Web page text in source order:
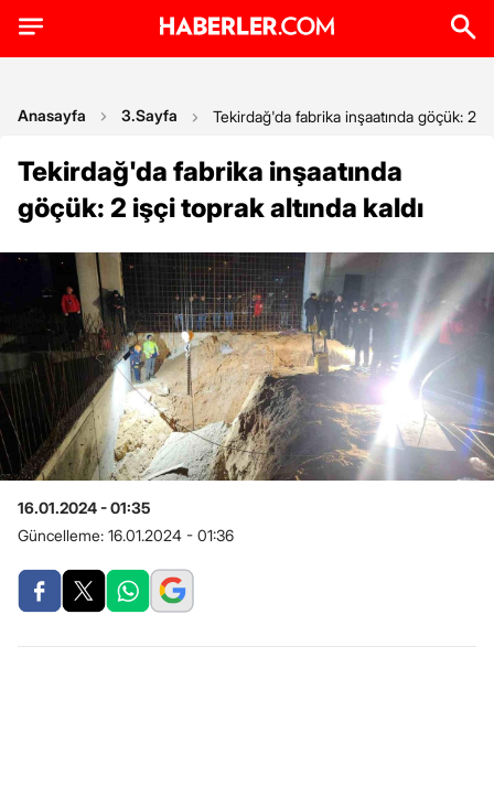
Anasayfa 3.Sayfa Tekirdağ'da fabrika inşaatında göçük: 2
Tekirdağ'da fabrika inşaatında
göçük: 2 işçi toprak altında kaldı
16.01.2024 - 01:35
Güncelleme: 16.01.2024 - 01:36